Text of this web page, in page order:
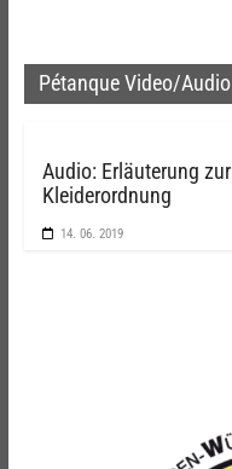
Pétanque Video/Audio
Audio: Erläuterung zur
Kleiderordnung
14. 06. 2019